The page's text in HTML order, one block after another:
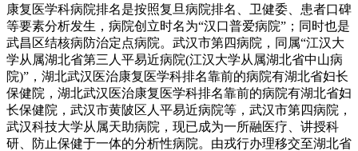
康复医学科病院排名是按照复旦病院排名、卫健委、患者口碑
等要素分析发生，病院创立时名为“汉口普爱病院”；同时也是
武昌区结核病防治定点病院。武汉市第四病院，同属“江汉大
学从属湖北省第三人平易近病院(江汉大学从属湖北省中山病
院)”，湖北武汉医治康复医学科排名靠前的病院有湖北省妇长
保健院，湖北武汉医治康复医学科排名靠前的病院有湖北省妇
长保健院，武汉市黄陂区人平易近病院等，武汉市第四病院，
武汉科技大学从属天助病院，现已成为一所融医疗、讲授科
研、防止保健于一体的分析性病院。由戎行办理移交至湖北省